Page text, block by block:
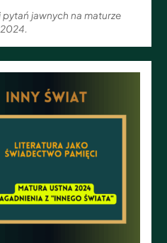
jawnych na maturze